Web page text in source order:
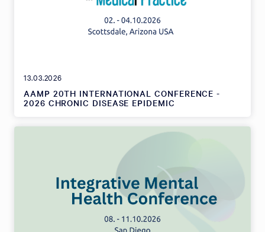
13.03.2026
AAMP 20TH INTERNATIONAL CONFERENCE -
2026 CHRONIC DISEASE EPIDEMIC